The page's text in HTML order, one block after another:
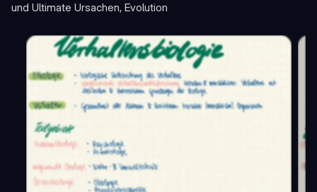
und Ultimate Ursachen, Evolution